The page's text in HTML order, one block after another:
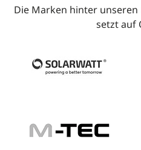
Die Marken hinter unseren
setzt auf